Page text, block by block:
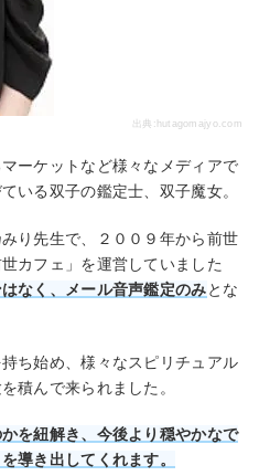
出典: hutagomajyo.com
ーケットなど様々なメディアで
いる双子の鑑定士、双子魔女。
り先生で、２００９年から前世
カフェ」を運営していました
なく、メール音声鑑定のみとな
ち始め、様々なスピリチュアル
積んで来られました。
を紐解き、今後より穏やかなで
導き出してくれます。